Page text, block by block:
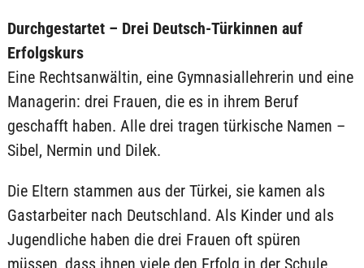
Durchgestartet – Drei Deutsch-Türkinnen auf
Erfolgskurs
Eine Rechtsanwältin, eine Gymnasiallehrerin und eine
Managerin: drei Frauen, die es in ihrem Beruf
geschafft haben. Alle drei tragen türkische Namen –
Sibel, Nermin und Dilek.
Die Eltern stammen aus der Türkei, sie kamen als
Gastarbeiter nach Deutschland. Als Kinder und als
Jugendliche haben die drei Frauen oft spüren
müssen, dass ihnen viele den Erfolg in der Schule